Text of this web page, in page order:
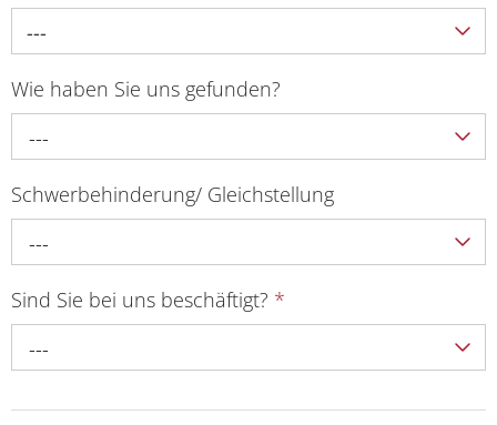
---
Wie haben Sie uns gefunden?
---
Schwerbehinderung/ Gleichstellung
---
Sind Sie bei uns beschäftigt? *
---